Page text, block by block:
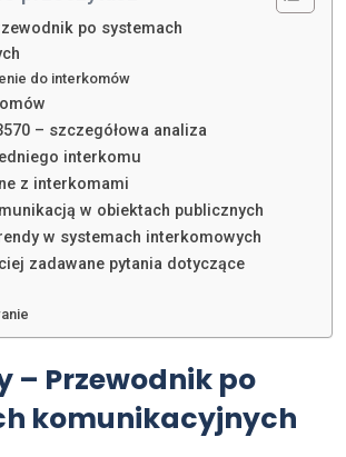
po systemach
do interkomów
– szczegółowa analiza
interkomu
z interkomami
w obiektach publicznych
w systemach interkomowych
zadawane pytania dotyczące
– Przewodnik po
komunikacyjnych